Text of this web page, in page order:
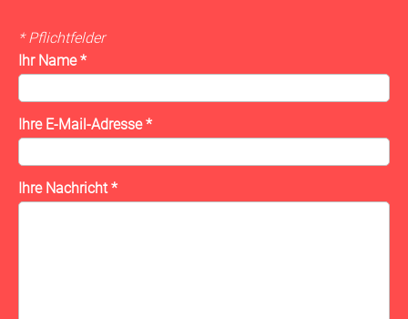
* Pflichtfelder
Ihr Name*
Ihre E-Mail-Adresse*
Ihre Nachricht*